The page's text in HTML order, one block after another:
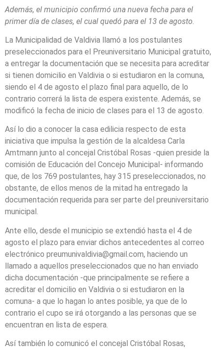
Además, el municipio confirmó una nueva fecha para el
primer día de clases, el cual quedó para el 13 de agosto.
La Municipalidad de Valdivia llamó a los postulantes
preseleccionados para el Preuniversitario Municipal gratuito,
a entregar la documentación que se necesita para acreditar
si tienen domicilio en Valdivia o si estudiaron en la comuna,
siendo el 4 de agosto el plazo final para aquello, de lo
contrario correrá la lista de espera existente. Además, se
modificó la fecha de inicio de clases para el 13 de agosto.
Así lo dio a conocer la casa edilicia respecto de esta
iniciativa que impulsa la gestión de la alcaldesa Carla
Amtmann junto al concejal Cristóbal Rosas -quien preside la
comisión de Educación del Concejo Municipal- informando
que, de los 769 postulantes, hay 315 preseleccionados, no
obstante, de ellos menos de la mitad ha entregado la
documentación requerida para ser parte del preuniversitario
municipal.
Ante ello, desde el municipio se extendió hasta el 4 de
agosto el plazo para enviar dichos antecedentes al correo
electrónico preumunivaldivia@gmail.com, haciendo un
llamado a aquellos preseleccionados que no han enviado
dicha documentación -que principalmente se refiere a
acreditar el domicilio en Valdivia o si estudiaron en la
comuna- a que lo hagan lo antes posible, ya que de lo
contrario el cupo se irá otorgando a las personas que se
encuentran en lista de espera.
Así también lo comunicó el concejal Cristóbal Rosas,